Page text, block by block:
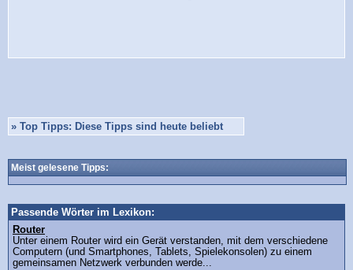
» Top Tipps: Diese Tipps sind heute beliebt
Meist gelesene Tipps:
Passende Wörter im Lexikon:
Router
Unter einem Router wird ein Gerät verstanden, mit dem verschiedene
Computern (und Smartphones, Tablets, Spielekonsolen) zu einem
gemeinsamen Netzwerk verbunden werde...